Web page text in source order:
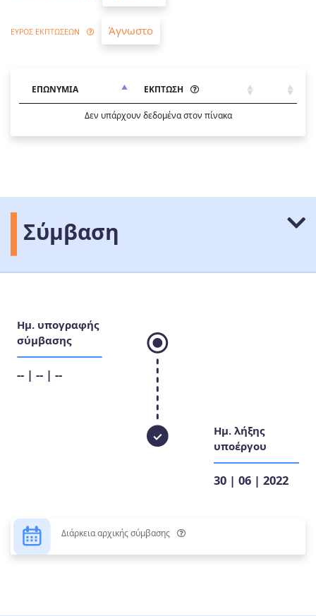
ΕΥΡΟΣ ΕΚΠΤΩΣΕΩΝ Άγνωστο
ΕΠΩΝΥΜΙΑ ΕΚΠΤΩΣΗ
Δεν υπάρχουν δεδομένα στον πίνακα
Σύμβαση
Ημ. υπογραφής
σύμβασης
-- | -- | --
Ημ. λήξης
υποέργου
30 | 06 | 2022
Διάρκεια αρχικής σύμβασης